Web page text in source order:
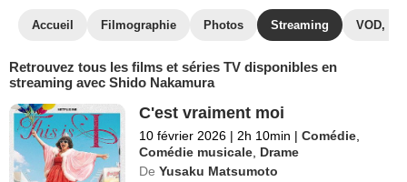
Accueil Filmographie Photos Streaming VOD,
Retrouvez tous les films et séries TV disponibles en
streaming avec Shido Nakamura
C'est vraiment moi
10 février 2026 | 2h 10min | Comédie
Comédie musicale Drame
De Yusaku Matsumoto